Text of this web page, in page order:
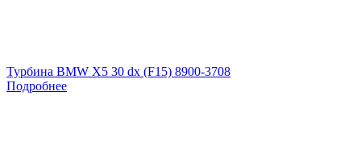
Турбина BMW X5 30 dx (F15) 8900-3708
Подробнее